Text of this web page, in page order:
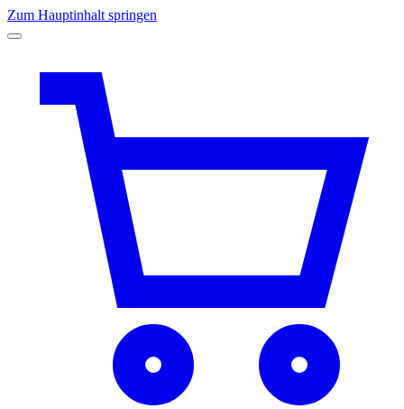
Zum Hauptinhalt springen